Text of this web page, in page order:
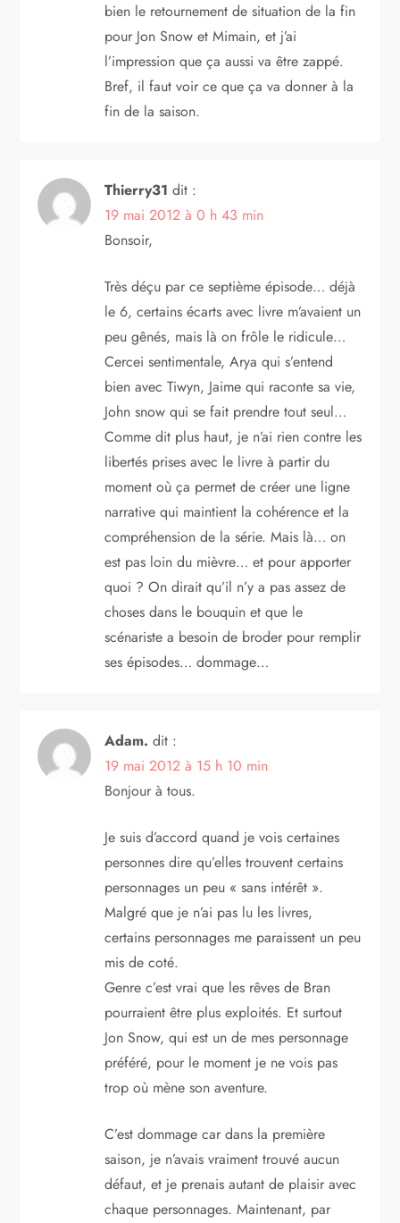
bien le retournement de situation de la fin
pour Jon Snow et Mimain, et j’ai
l’impression que ça aussi va être zappé.
Bref, il faut voir ce que ça va donner à la
fin de la saison.
Thierry31 dit :
19 mai 2012 à 0 h 43 min
Bonsoir,
Très déçu par ce septième épisode… déjà
le 6, certains écarts avec livre m’avaient un
peu gênés, mais là on frôle le ridicule…
Cercei sentimentale, Arya qui s’entend
bien avec Tiwyn, Jaime qui raconte sa vie,
John snow qui se fait prendre tout seul…
Comme dit plus haut, je n’ai rien contre les
libertés prises avec le livre à partir du
moment où ça permet de créer une ligne
narrative qui maintient la cohérence et la
compréhension de la série. Mais là… on
est pas loin du mièvre… et pour apporter
quoi ? On dirait qu’il n’y a pas assez de
choses dans le bouquin et que le
scénariste a besoin de broder pour remplir
ses épisodes… dommage…
Adam. dit :
19 mai 2012 à 15 h 10 min
Bonjour à tous.
Je suis d’accord quand je vois certaines
personnes dire qu’elles trouvent certains
personnages un peu « sans intérêt ».
Malgré que je n’ai pas lu les livres,
certains personnages me paraissent un peu
mis de coté.
Genre c’est vrai que les rêves de Bran
pourraient être plus exploités. Et surtout
Jon Snow, qui est un de mes personnage
préféré, pour le moment je ne vois pas
trop où mène son aventure.
C’est dommage car dans la première
saison, je n’avais vraiment trouvé aucun
défaut, et je prenais autant de plaisir avec
chaque personnages. Maintenant, par